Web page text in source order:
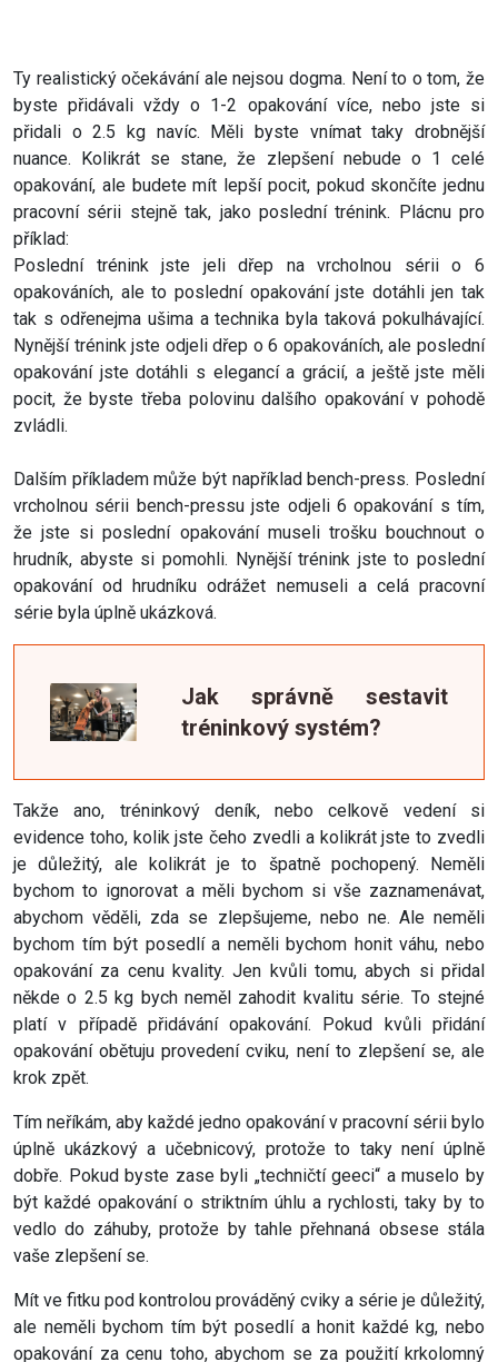
Ty realistický očekávání ale nejsou dogma. Není to o tom, že
byste přidávali vždy o 1-2 opakování více, nebo jste si
přidali o 2.5 kg navíc. Měli byste vnímat taky drobnější
nuance. Kolikrát se stane, že zlepšení nebude o 1 celé
opakování, ale budete mít lepší pocit, pokud skončíte jednu
pracovní sérii stejně tak, jako poslední trénink. Plácnu pro
příklad:
Poslední trénink jste jeli dřep na vrcholnou sérii o 6
opakováních, ale to poslední opakování jste dotáhli jen tak
tak s odřenejma ušima a technika byla taková pokulhávající.
Nynější trénink jste odjeli dřep o 6 opakováních, ale poslední
opakování jste dotáhli s elegancí a grácií, a ještě jste měli
pocit, že byste třeba polovinu dalšího opakování v pohodě
zvládli.
Dalším příkladem může být například bench-press. Poslední
vrcholnou sérii bench-pressu jste odjeli 6 opakování s tím,
že jste si poslední opakování museli trošku bouchnout o
hrudník, abyste si pomohli. Nynější trénink jste to poslední
opakování od hrudníku odrážet nemuseli a celá pracovní
série byla úplně ukázková.
Jak správně sestavit
tréninkový systém?
Takže ano, tréninkový deník, nebo celkově vedení si
evidence toho, kolik jste čeho zvedli a kolikrát jste to zvedli
je důležitý, ale kolikrát je to špatně pochopený. Neměli
bychom to ignorovat a měli bychom si vše zaznamenávat,
abychom věděli, zda se zlepšujeme, nebo ne. Ale neměli
bychom tím být posedlí a neměli bychom honit váhu, nebo
opakování za cenu kvality. Jen kvůli tomu, abych si přidal
někde o 2.5 kg bych neměl zahodit kvalitu série. To stejné
platí v případě přidávání opakování. Pokud kvůli přidání
opakování obětuju provedení cviku, není to zlepšení se, ale
krok zpět.
Tím neříkám, aby každé jedno opakování v pracovní sérii bylo
úplně ukázkový a učebnicový, protože to taky není úplně
dobře. Pokud byste zase byli „techničtí geeci“ a muselo by
být každé opakování o striktním úhlu a rychlosti, taky by to
vedlo do záhuby, protože by tahle přehnaná obsese stála
vaše zlepšení se.
Mít ve fitku pod kontrolou prováděný cviky a série je důležitý,
ale neměli bychom tím být posedlí a honit každé kg, nebo
opakování za cenu toho, abychom se za použití krkolomný